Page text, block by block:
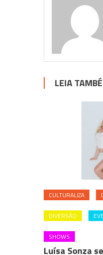
LEIA
CULTURALIZA
DIVERSÃO
SHOWS
Luísa Sonza